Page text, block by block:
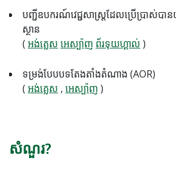
បញ្ជីឧបករណ៍វេជ្ជសាស្ត្រដែលប្រើប្រាស់ប
ស្ថាន
( អង់គ្លេស អេស្ប៉ាញ ព័រទុយហ្គាល់ )
ទម្រង់បែបបទតែងតាំងតំណាង (AOR)
( អង់គ្លេស , អេស្ប៉ាញ )
សំណួរ?